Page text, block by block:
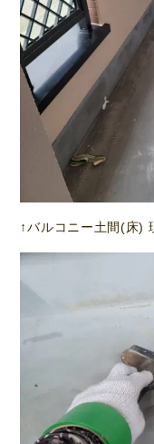
↑バルコニー土間(床)